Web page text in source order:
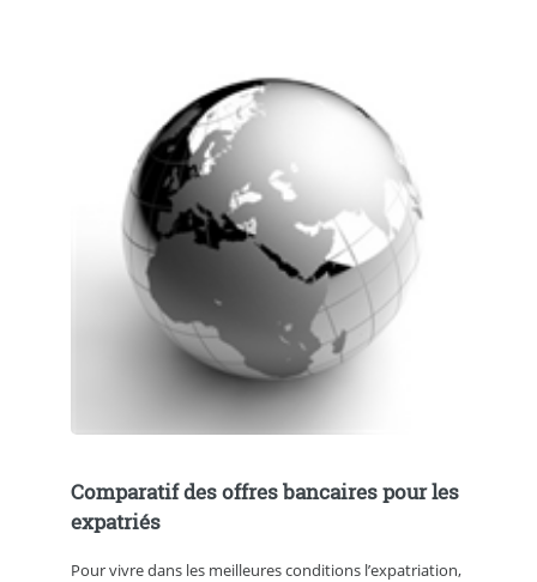
Comparatif des offres bancaires pour les
expatriés
Pour vivre dans les meilleures conditions l’expatriation,